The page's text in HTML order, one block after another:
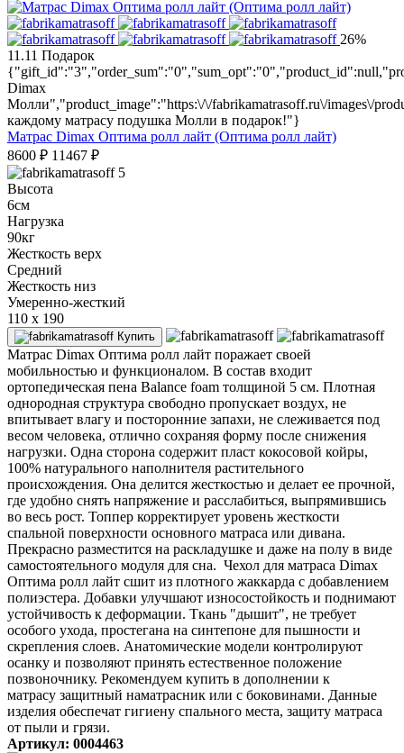
26%
11.11 Подарок
Dimax
Молли","product_image":"https:\/\/fabrikamatrasoff.ru\/images\/
каждому матрасу подушка Молли в подарок!"}
Матрас Dimax Оптима ролл лайт (Оптима ролл лайт)
8600 ₽ 11467 ₽
5
Высота
6см
Нагрузка
90кг
Жесткость верх
Средний
Жесткость низ
Умеренно-жесткий
110 x 190
Купить
Матрас Dimax Оптима ролл лайт поражает своей
мобильностью и функционалом. В состав входит
ортопедическая пена Balance foam толщиной 5 см. Плотная
однородная структура свободно пропускает воздух, не
впитывает влагу и посторонние запахи, не слеживается под
весом человека, отлично сохраняя форму после снижения
нагрузки. Одна сторона содержит пласт кокосовой койры,
100% натурального наполнителя растительного
происхождения. Она делится жесткостью и делает ее прочной,
где удобно снять напряжение и расслабиться, выпрямившись
во весь рост. Топпер корректирует уровень жесткости
спальной поверхности основного матраса или дивана.
Прекрасно разместится на раскладушке и даже на полу в виде
самостоятельного модуля для сна. Чехол для матраса Dimax
Оптима ролл лайт сшит из плотного жаккарда с добавлением
полиэстера. Добавки улучшают износостойкость и поднимают
устойчивость к деформации. Ткань "дышит", не требует
особого ухода, простегана на синтепоне для пышности и
скрепления слоев. Анатомические модели контролируют
осанку и позволяют принять естественное положение
позвоночнику. Рекомендуем купить в дополнении к
матрасу защитный наматрасник или с боковинами. Данные
изделия обеспечат гигиену спального места, защиту матраса
от пыли и грязи.
Артикул: 0004463